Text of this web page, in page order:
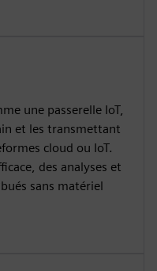
une passerelle IoT,
et les transmettant
cloud ou IoT.
des analyses et
sans matériel